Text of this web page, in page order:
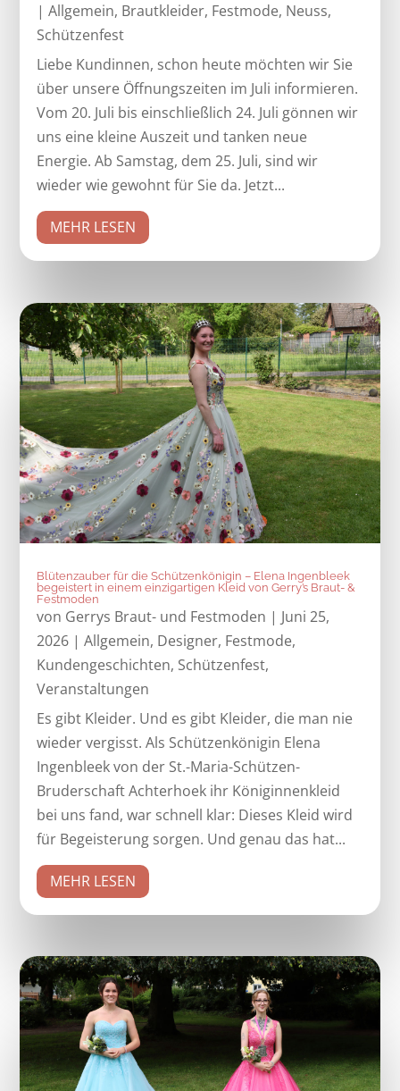
|Allgemein, Brautkleider, Festmode, Neuss,
Schützenfest
Liebe Kundinnen, schon heute möchten wir Sie
über unsere Öffnungszeiten im Juli informieren.
Vom 20. Juli bis einschließlich 24. Juli gönnen wir
uns eine kleine Auszeit und tanken neue
Energie. Ab Samstag, dem 25. Juli, sind wir
wieder wie gewohnt für Sie da. Jetzt...
MEHR LESEN
Blütenzauber für die Schützenkönigin – Elena Ingenbleek
begeistert in einem einzigartigen Kleid von Gerry’s Braut- &
Festmoden
von Gerrys Braut- und Festmoden | Juni 25,
2026 |Allgemein, Designer, Festmode,
Kundengeschichten, Schützenfest,
Veranstaltungen
Es gibt Kleider. Und es gibt Kleider, die man nie
wieder vergisst. Als Schützenkönigin Elena
Ingenbleek von der St.-Maria-Schützen-
Bruderschaft Achterhoek ihr Königinnenkleid
bei uns fand, war schnell klar: Dieses Kleid wird
für Begeisterung sorgen. Und genau das hat...
MEHR LESEN